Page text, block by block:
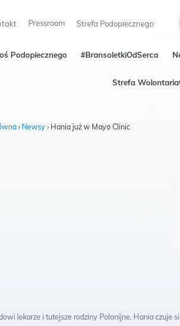
Pressroom Strefa Podopiecznego
Podopiecznego #BransoletkiOdSerca
Strefa
› Newsy› Hania już w Mayo Clinic
lekarze i tutejsze rodziny Polonijne. Hania czuje